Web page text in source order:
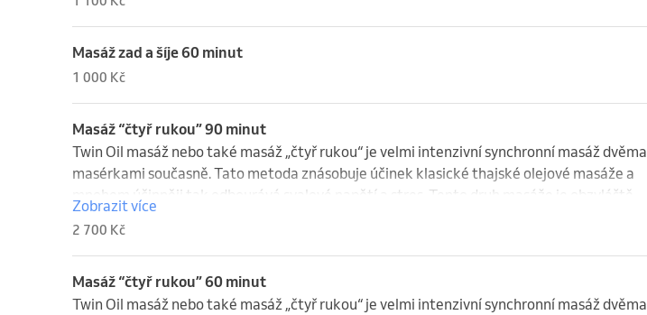
Masáž zad a šíje 60 minut
1 000 Kč
Masáž “čtyř rukou” 90 minut
Twin Oil masáž nebo také masáž „čtyř rukou“ je velmi intenzivní synchronní masáž dvěma
masérkami současně. Tato metoda znásobuje účinek klasické thajské olejové masáže a
mnohem účinněji tak odbourává svalové napětí a stres. Tento druh masáže je obzvláště
účinný při odstraňování napětí a ztuhlosti svalů. Působí také blahodárně na pokožku..
Zobrazit více
2 700 Kč
Masáž “čtyř rukou” 60 minut
Twin Oil masáž nebo také masáž „čtyř rukou“ je velmi intenzivní synchronní masáž dvěma